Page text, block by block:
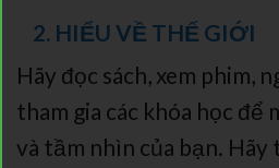
2. HIỂU VỀ THẾ GIỚI
Hãy đọc sách, xem phim,
tham gia các khóa học
và tầm nhìn của bạn.